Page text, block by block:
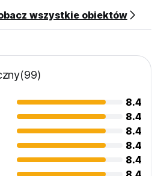
wszystkie obiektów
(99)
8.4
8.4
8.4
8.4
8.4